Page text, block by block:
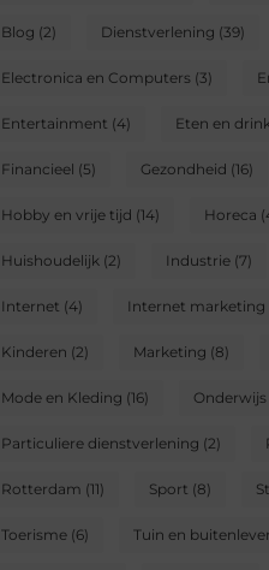
Blog (2) Dienstverlening (39)
Electronica en Computers (3)
Entertainment (4) Eten en
Financieel (5) Gezondheid (16)
Hobby en vrije tijd (14) Horeca
Huishoudelijk (2) Industrie (7)
Internet (4) Internet marketing
Kinderen (2) Marketing (8)
Mode en Kleding (16) Onderwijs
Particuliere dienstverlening (2)
Rotterdam (11) Sport (8)
Toerisme (6) Tuin en